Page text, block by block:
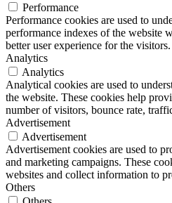
Performance
Performance cookies are used to
performance indexes of the website
better user experience for the visitors.
Analytics
Analytics
Analytical cookies are used to
the website. These cookies help
number of visitors, bounce rate,
Advertisement
Advertisement
Advertisement cookies are used to
and marketing campaigns. These
websites and collect information to
Others